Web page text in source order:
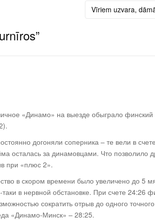
Vīriem uzvara,
”
«Динамо» на выезде обыграло финский
догоняли соперника – те вели в
осталась за динамовцами. Что позволило
при «плюс 2».
в скором времени было увеличено до 5
в нервной обстановке. При счете 24:26
сократить отрыв до одного
«Динамо-Минск» – 28:25.